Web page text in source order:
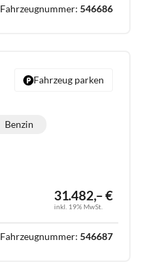
Fahrzeugnummer: 546686
31.482,– €
inkl. 19% MwSt.
Benzin
Fahrzeug parken
Fahrzeugnummer: 546687